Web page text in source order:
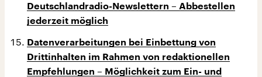
Deutschlandradio-Newslettern – Abbestellen
jederzeit möglich
Datenverarbeitungen bei Einbettung von
Drittinhalten im Rahmen von redaktionellen
Empfehlungen – Möglichkeit zum Ein- und